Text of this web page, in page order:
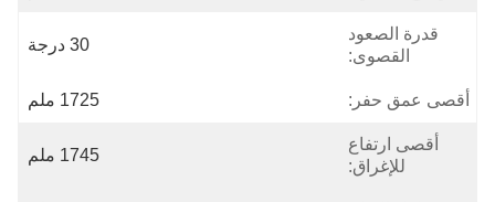
قدرة الصعود
القصوى:
30 درجة
أقصى عمق حفر: 1725 ملم
أقصى ارتفاع
للإغراق:
1745 ملم